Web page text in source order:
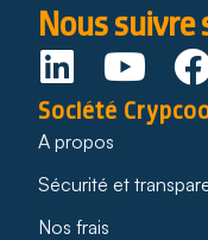
Nous suivre
Société
A propos
Sécurité et
Nos frais